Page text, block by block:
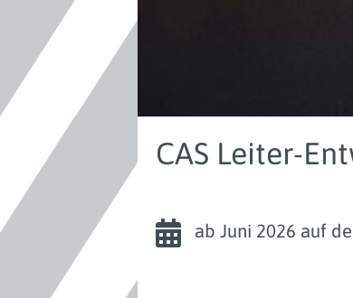
CAS Leiter-
ab Juni 2026 auf